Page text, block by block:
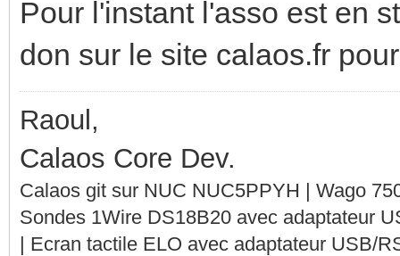
Pour l'instant l'asso est en
don sur le site calaos.fr
Raoul,
Calaos Core Dev.
Calaos git sur NUC NUC5PPYH | Wago
Sondes 1Wire DS18B20 avec adaptateur
| Ecran tactile ELO avec adaptateur USB/